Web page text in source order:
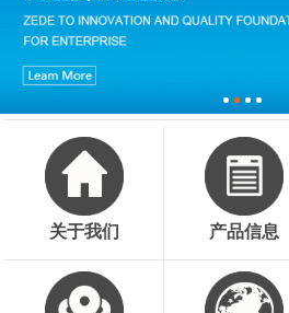
关于我们 产品信息